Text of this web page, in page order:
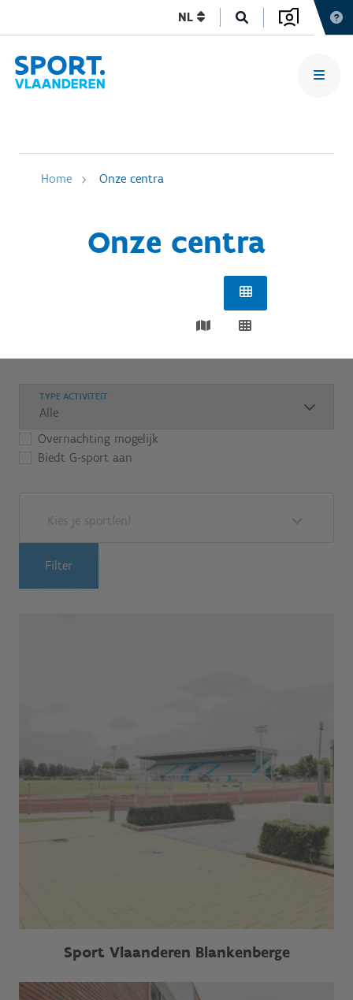
NL
Home Onze centra
Onze centra
TYPE ACTIVITEIT
Overnachting mogelijk
Biedt G-sport aan
Kies je sport(en)
Filter
Sport Vlaanderen Blankenberge